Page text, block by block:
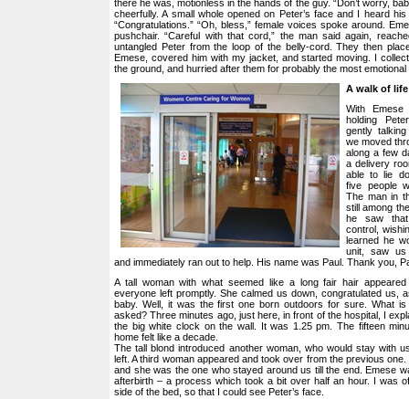
there he was, motionless in the hands of the guy. “Don’t worry,
cheerfully. A small whole opened on Peter’s face and I heard
“Congratulations.” “Oh, bless,” female voices spoke around.
pushchair. “Careful with that cord,” the man said again,
untangled Peter from the loop of the belly-cord. They then
Emese, covered him with my jacket, and started moving. I
the ground, and hurried after them for probably the most emotional
A walk of life
With
holding
gently
we moved
along a few
a delivery
able to lie
five people
The man in
still among
he saw
control,
learned he
unit, saw us
and immediately ran out to help. His name was Paul. Thank you,
A tall woman with what seemed like a long fair hair
everyone left promptly. She calmed us down, congratulated us,
baby. Well, it was the first one born outdoors for sure. What
asked? Three minutes ago, just here, in front of the hospital, I
the big white clock on the wall. It was 1.25 pm. The fifteen
home felt like a decade.
The tall blond introduced another woman, who would stay with
left. A third woman appeared and took over from the previous
and she was the one who stayed around us till the end. Emese
afterbirth – a process which took a bit over half an hour. I was
side of the bed, so that I could see Peter’s face.